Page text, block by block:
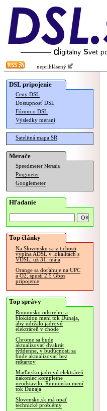
neprihlásený
DSL pripojenie
Ceny DSL
Dostupnosť DSL
Fórum o DSL
Výsledky meraní
Satelitná mapa SR
Merače
Speedmeter Merania
Pingmeter
Googlemeter
Hľadanie
Top články
Na Slovensku sa v tichosti
vypína ADSL v lokalitách s
VDSL, už 31. mája
Orange sa doťahuje na UPC
a O2, spustí 2.5 Gbps
pripojenie
Top správy
Rumunsko odstrelmi a
blokádou mení tok Dunaja,
aby udržalo jadrovú
elektráreň v chode
Chrome sa bude
aktualizovať dvakrát
týždenne, v budúcnosti sa
bude aktualizovať bez
reštartov
Maďarsko jadrovú elektráreň
nakoniec kompletne
neodstavilo, Rumunsko mení
tok Dunaja
Slovensko.sk má opäť
technické problémy